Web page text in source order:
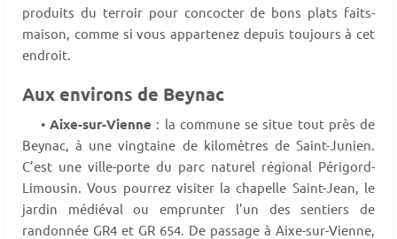
produits du terroir pour concocter de bons plats faits-
maison, comme si vous appartenez depuis toujours à cet
endroit.
Aux environs de Beynac
•Aixe-sur-Vienne : la commune se situe tout près de
Beynac, à une vingtaine de kilomètres de Saint-Junien.
C’est une ville-porte du parc naturel régional Périgord-
Limousin. Vous pourrez visiter la chapelle Saint-Jean, le
jardin médiéval ou emprunter l’un des sentiers de
randonnée GR4 et GR 654. De passage à Aixe-sur-Vienne,